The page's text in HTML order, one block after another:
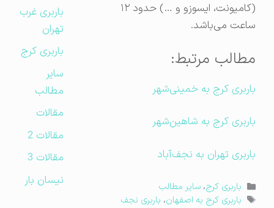
(کامیونت، ایسوزو و …) حدود ۱۲
ساعت می‌باشد.
مطالب مرتبط:
باربری کرج به خمینی‌شهر
باربری کرج به شاهین‌شهر
باربری تهران به نجف‌آباد
دسته‌ها
باربری کرج،سایر مطالب
برچسب‌ها
باربری کرج به اصفهان،باربری نجف
باربری غرب
تهران
باربری کرج
مطالب
مقالات
مقالات 2
مقالات 3
نیسان بار